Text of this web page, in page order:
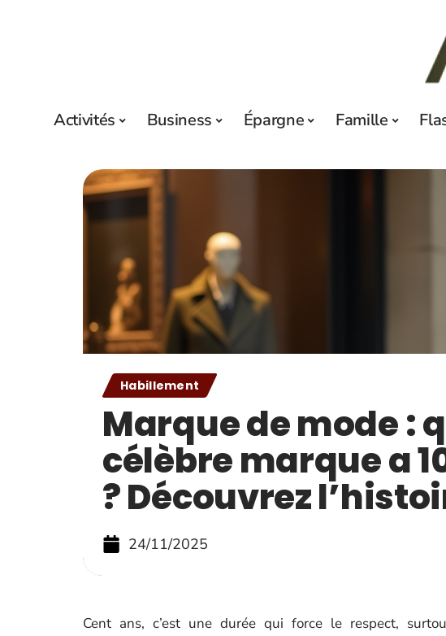
Activités Business Épargne Famille
Habillement
Marque de mode :
célèbre marque a
? Découvrez
24/11/2025
Cent ans, c’est une durée qui force le respect,